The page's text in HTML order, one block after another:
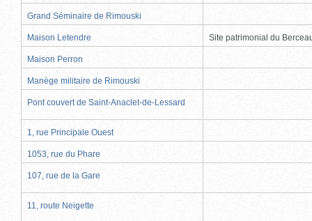
Grand Séminaire de Rimouski
Maison Letendre Site patrimonial du
Maison Perron
Manège militaire de Rimouski
Pont couvert de Saint-Anaclet-de-Lessard
1, rue Principale Ouest
1053, rue du Phare
107, rue de la Gare
11, route Neigette